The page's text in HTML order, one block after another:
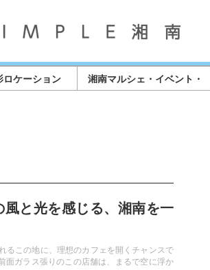
ロケーション
湘南マルシェ・イベント・
店舗情報
と光を感じる、湘南を一
るこの地に、理想のカフェを開くチャンスで
面ガラス張りのこの店舗は、まるで空に浮か記事を読む